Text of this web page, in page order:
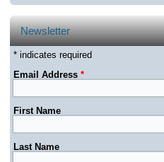
Newsletter
* indicates required
Email Address*
First Name
Last Name